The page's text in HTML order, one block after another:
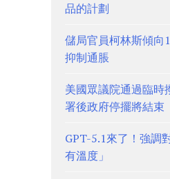
品的計劃
儲局官員柯林斯傾
抑制通脹
美國眾議院通過臨
署後政府停擺將結束
GPT-5.1來了！強調
有溫度」